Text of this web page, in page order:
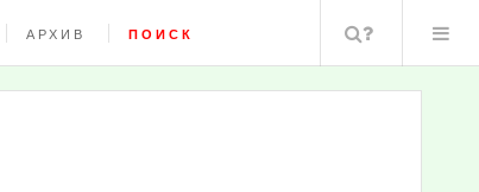
АРХИВ ПОИСК Поиск